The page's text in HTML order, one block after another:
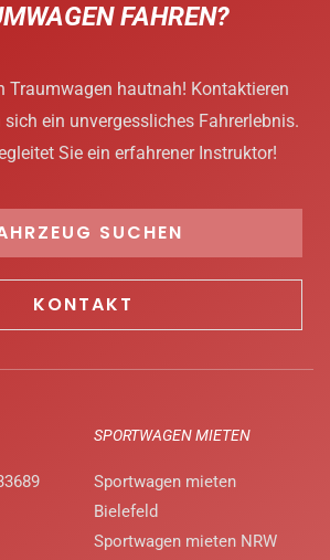
FAHREN?
Traumwagen hautnah! Kontaktieren
ein unvergessliches Fahrerlebnis.
Sie ein erfahrener Instruktor!
SUCHEN
KONTAKT
SPORTWAGEN MIETEN
Sportwagen mieten
Bielefeld
Sportwagen mieten NRW